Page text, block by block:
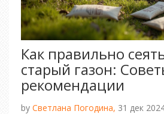
Как правильно
старый газон:
рекомендации
by Светлана Погодина, 31 дек